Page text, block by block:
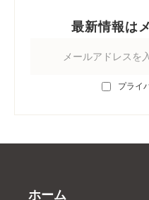
最新情報は
プライ
ホーム